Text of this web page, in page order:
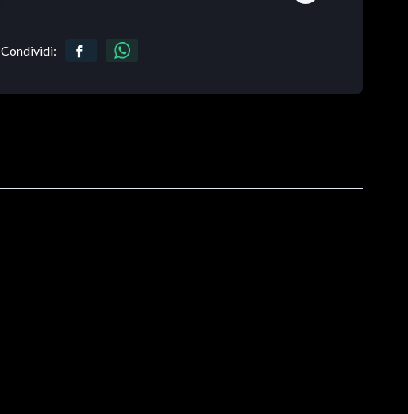
Condividi: